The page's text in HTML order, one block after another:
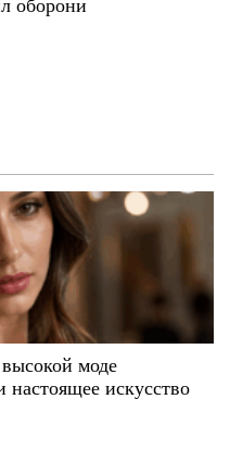
оборони
моде
искусство